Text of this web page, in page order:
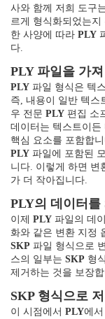
사와 함께 저희 도구
르게 형식화되었는
한 사양에 따라 PLY
다.
PLY 파일을 가
PLY 파일 형식은 텍
즉, 내용이 일반 텍스
우 전문 PLY 편집 소
데이터는 텍스트이든
핵심 요소를 포함합
PLY 파일에 포함된
니다. 이렇게 하면 변
가 더 작아집니다.
PLY의 데이터를
이제 PLY 파일의 데
화와 같은 변환 지정
SKP 파일 형식으로
스의 일부는 SKP 형
제거하는 것을 보장
SKP 형식으로
이 시점에서 PLY에서